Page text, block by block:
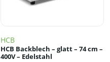
HCB
HCB Backblech – glatt – 74 cm –
400V – Edelstahl